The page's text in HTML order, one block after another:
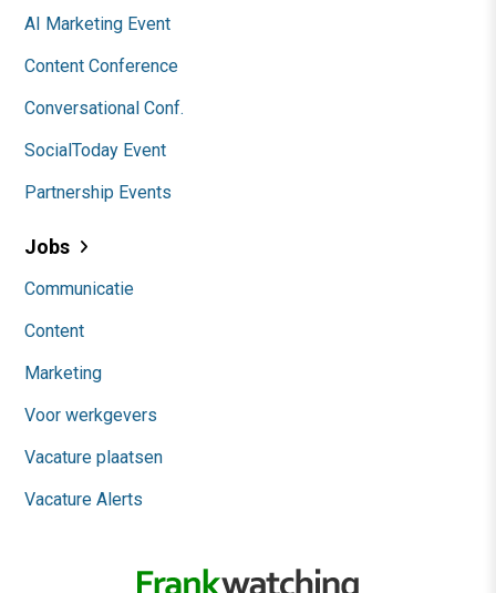
AI Marketing Event
Content Conference
Conversational Conf.
SocialToday Event
Partnership Events
Jobs
Communicatie
Content
Marketing
Voor werkgevers
Vacature plaatsen
Vacature Alerts